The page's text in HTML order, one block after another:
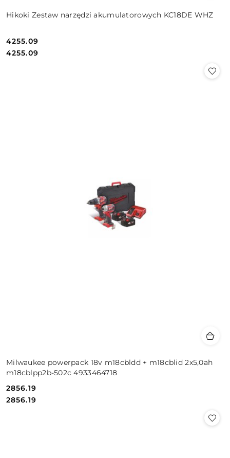
Hikoki Zestaw narzędzi akumulatorowych KC18DE WHZ
Cena:
4255.09
Cena:
4255.09
Milwaukee powerpack 18v m18cbldd + m18cblid 2x5,0ah
m18cblpp2b-502c 4933464718
Cena:
2856.19
Cena:
2856.19